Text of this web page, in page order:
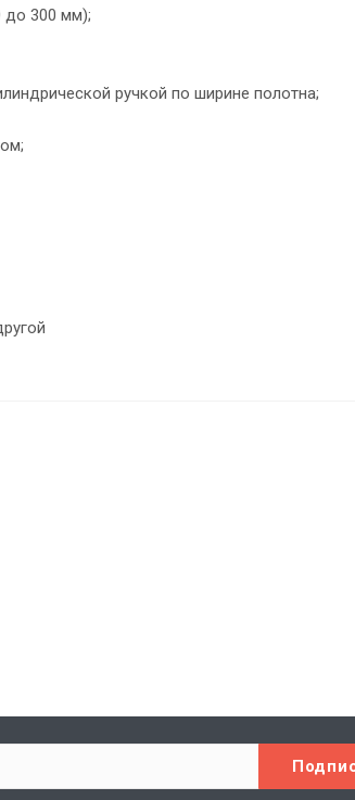
300 мм);
ручкой по ширине полотна;